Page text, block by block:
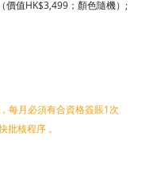
價值HK$3,499；顏色隨機）;
每月必須有合資格簽賬1次
核程序 。